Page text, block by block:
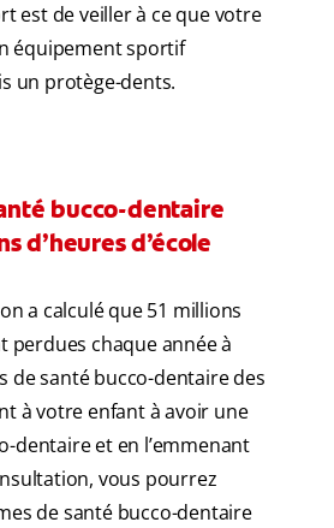
est de veiller à ce que votre
équipement sportif
un protège-dents.
bucco-dentaire
d’heures d’école
a calculé que 51 millions
perdues chaque année à
de santé bucco-dentaire des
à votre enfant à avoir une
dentaire et en l’emmenant
vous pourrez
de santé bucco-dentaire